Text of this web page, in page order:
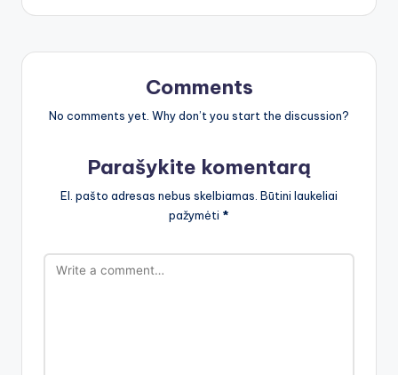
Comments
No comments yet. Why don’t you start the discussion?
Parašykite komentarą
El. pašto adresas nebus skelbiamas. Būtini laukeliai
pažymėti *